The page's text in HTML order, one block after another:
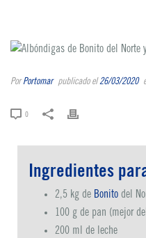
PorPortomar publicado el26/03/2020
0
Ingredientes
2,5 kg de Bonitodel
100 g de pan (mejor
200 ml de leche